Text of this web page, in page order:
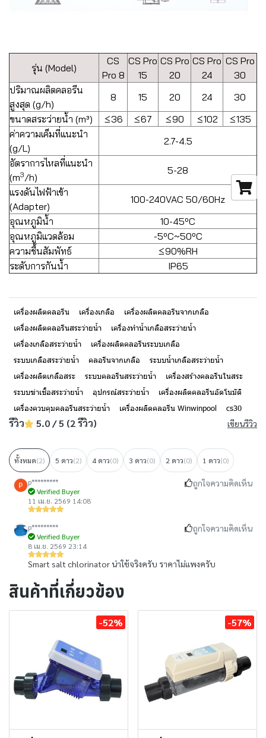
รุ่น (Model)
CS
Pro 8
CS Pro
15
CS Pro
20
CS Pro
24
CS Pro
30
ปริมาณผลิตคลอรีน
สูงสุด (g/h)
8 15 20 24
30
ขนาดสระว่ายน้ำ (m³)
≤36 ≤67 ≤90 ≤102
≤135
ค่าความเค็มที่แนะนำ
(g/L)
2.7-4.5
อัตราการไหลที่แนะนำ
(m3/h)
5-28
แรงดันไฟฟ้าเข้า
(Adapter)
100-240VAC 50/60Hz
อุณหภูมิน้ำ
10-45ºC
อุณหภูมิแวดล้อม
-5ºC~50ºC
ความชื้นสัมพัทธ์
≤90%RH
ระดับการกันน้ำ
IP65
เครื่องผลิตคลอรีน เครื่องเกลือ
เครื่องผลิตคลอรีนจากเกลือ
เครื่องผลิตคลอรีนสระว่ายน้ำ
เครื่องทำน้ำเกลือสระว่ายน้ำ
เครื่องเกลือสระว่ายน้ำ
เครื่องผลิตคลอรีนระบบเกลือ
ระบบเกลือสระว่ายน้ำ
คลอรีนจากเกลือ
ระบบน้ำเกลือสระว่ายน้ำ
เครื่องผลิตเกลือสระ
ระบบคลอรีนสระว่ายน้ำ
เครื่องสร้างคลอรีนในสระ
ระบบฆ่าเชื้อสระว่ายน้ำ
อุปกรณ์สระว่ายน้ำ
เครื่องผลิตคลอรีนอัตโนมัติ
เครื่องควบคุมคลอรีนสระว่ายน้ำ
เครื่องผลิตคลอรีน Winwinpool cs30
รีวิว 5.0 / 5 (2 รีวิว) เขียนรีวิว
ทั้งหมด(2) 5 ดาว(2) 4 ดาว(0) 3 ดาว(0) 2 ดาว(0) 1 ดาว(0)
p*********
Verified Buyer
11 เม.ย. 2569 14:08
ถูกใจความคิดเห็น
p*********
Verified Buyer
8 เม.ย. 2569 23:14
Smart salt chlorinator น่าใช้จริงครับ ราคาไม่แพงครับ
ถูกใจความคิดเห็น
สินค้าที่เกี่ยวข้อง
-52% -57%